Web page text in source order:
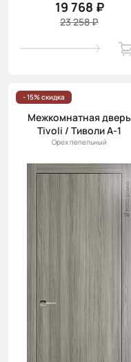
19 768 ₽
23 258 ₽
- 15% скидка
Межкомнатная дверь
Tivoli / Тиволи А-1
Орех пепельный